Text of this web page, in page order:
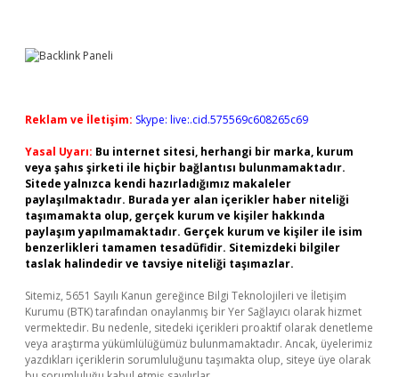
Reklam ve İletişim: Skype: live:.cid.575569c608265c69
Yasal Uyarı: Bu internet sitesi, herhangi bir marka, kurum
veya şahıs şirketi ile hiçbir bağlantısı bulunmamaktadır.
Sitede yalnızca kendi hazırladığımız makaleler
paylaşılmaktadır. Burada yer alan içerikler haber niteliği
taşımamakta olup, gerçek kurum ve kişiler hakkında
paylaşım yapılmamaktadır. Gerçek kurum ve kişiler ile isim
benzerlikleri tamamen tesadüfidir. Sitemizdeki bilgiler
taslak halindedir ve tavsiye niteliği taşımazlar.
Sitemiz, 5651 Sayılı Kanun gereğince Bilgi Teknolojileri ve İletişim
Kurumu (BTK) tarafından onaylanmış bir Yer Sağlayıcı olarak hizmet
vermektedir. Bu nedenle, sitedeki içerikleri proaktif olarak denetleme
veya araştırma yükümlülüğümüz bulunmamaktadır. Ancak, üyelerimiz
yazdıkları içeriklerin sorumluluğunu taşımakta olup, siteye üye olarak